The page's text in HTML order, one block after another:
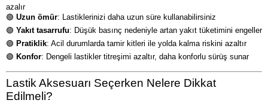
azalır
🟢 Uzun ömür: Lastiklerinizi daha uzun süre kullanabilirsiniz
🟢 Yakıt tasarrufu: Düşük basınç nedeniyle artan yakıt tüketimini engeller
🟢 Pratiklik: Acil durumlarda tamir kitleri ile yolda kalma riskini azaltır
🟢 Konfor: Dengeli lastikler titreşimi azaltır, daha konforlu sürüş sunar
Lastik Aksesuarı Seçerken Nelere Dikkat
Edilmeli?